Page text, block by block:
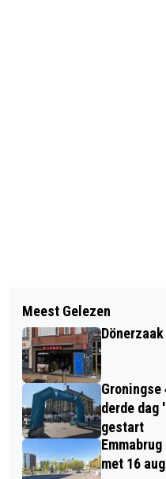
KRIJG HULP BIJ
KIND
MAANDAG 1 JUNI
GRONINGERS
TESTBERICHT
Meest Gelezen
Groningse
derde dag
gestart
met 16